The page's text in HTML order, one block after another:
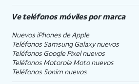
Ve teléfonos móviles por marca
Nuevos iPhones de Apple
Teléfonos Samsung Galaxy nuevos
Teléfonos Google Pixel nuevos
Teléfonos Motorola Moto nuevos
Teléfonos Sonim nuevos